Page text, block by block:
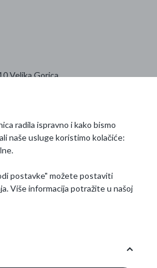
Velika Gorica
Prati nas
informacije
radila ispravno i kako bismo
naše usluge koristimo kolačiće:
postavke" možete postaviti
Više informacija potražite u našoj